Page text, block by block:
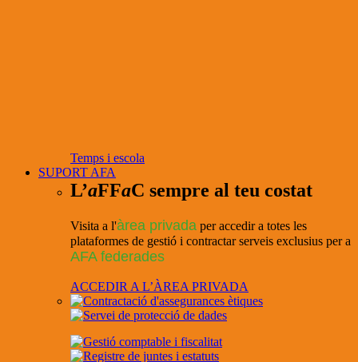
Temps i escola
SUPORT AFA
L’aFFaC sempre al teu costat
Visita a l'àrea privada per accedir a totes les
plataformes de gestió i contractar serveis exclusius per a
AFA federades
ACCEDIR A L’ÀREA PRIVADA